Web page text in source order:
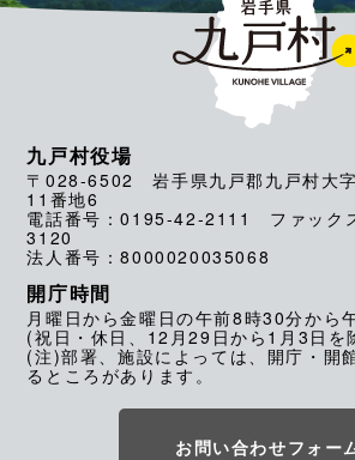
九戸村役場
〒028-6502 岩手県九戸郡九戸村大
11番地6
電話番号：0195-42-2111 ファック
3120
法人番号：8000020035068
開庁時間
月曜日から金曜日の午前8時30分から
(祝日・休日、12月29日から1月3日を
(注)部署、施設によっては、開庁・開
るところがあります。
お問い合わせフォー